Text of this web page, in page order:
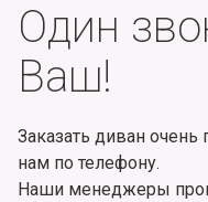
Один
Ваш!
Заказать диван очень
нам по телефону.
Наши менеджеры